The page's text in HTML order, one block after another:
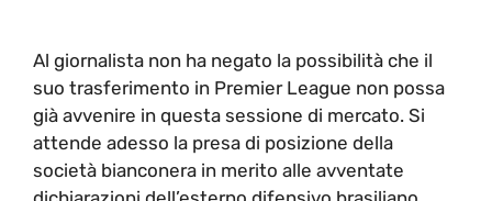
Al giornalista non ha negato la possibilità che il
suo trasferimento in Premier League non possa
già avvenire in questa sessione di mercato. Si
attende adesso la presa di posizione della
società bianconera in merito alle avventate